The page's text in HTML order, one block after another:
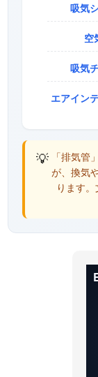
吸気
空
吸気
エアイン
💡 「排気管
が、換気
ります